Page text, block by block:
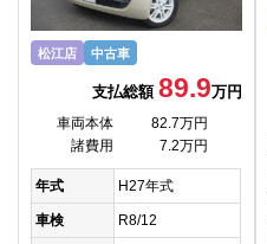
松江店 中古車
支払総額 89.9万円
車両本体
82.7万円
諸費用
7.2万円
年式 H27年式
車検 R8/12